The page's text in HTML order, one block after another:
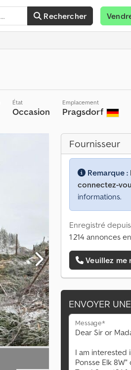
Rechercher
État
Occasion
Emplacement
Pragsdorf
Fournisseur
Remarque :
connectez-
informations.
Enregistré
1 214 annonces
Veuillez me
ENVOYER
Message*